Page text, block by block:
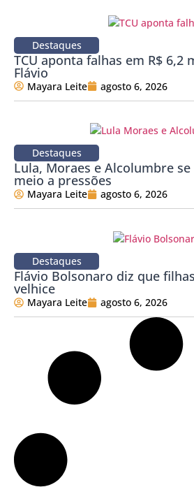
Destaques
TCU aponta falhas em R$ 6,2
Flávio
Mayara Leite agosto 6, 2026
Destaques
Lula, Moraes e Alcolumbre
meio a pressões
Mayara Leite agosto 6, 2026
Destaques
Flávio Bolsonaro diz que
velhice
Mayara Leite agosto 6, 2026